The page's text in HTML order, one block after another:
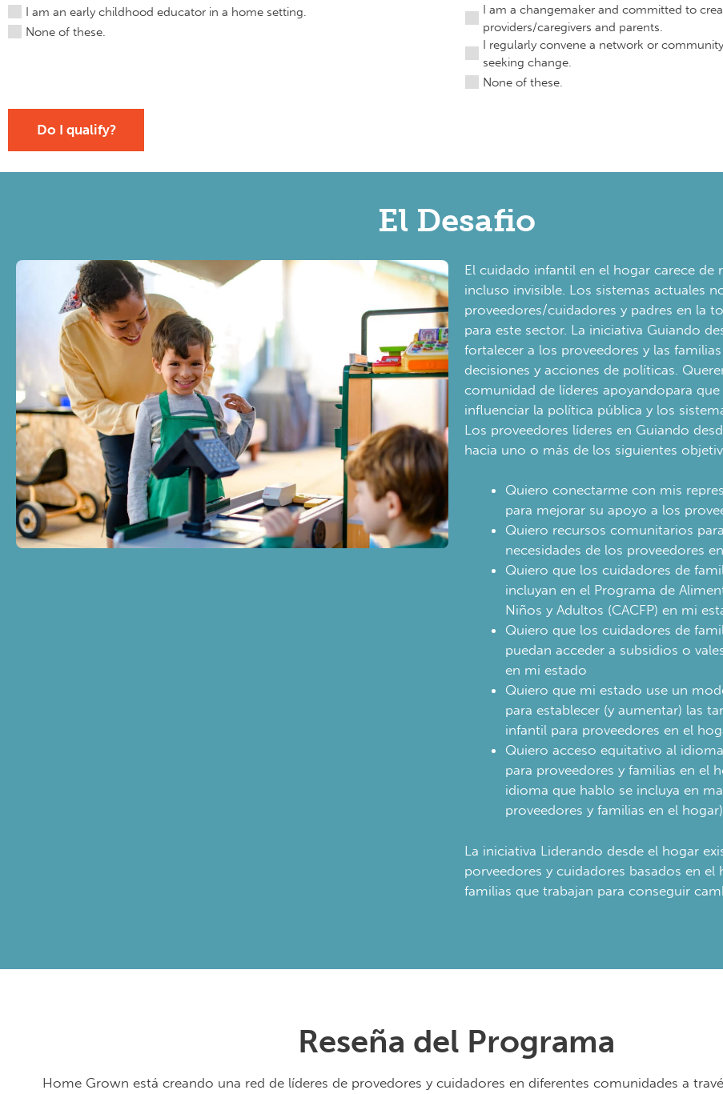
I am an early childhood educator in a home setting.
None of these.
I am a changemaker and committed to
providers/caregivers and parents.
I regularly convene a network or
seeking change.
None of these.
El Desafio
El cuidado infantil en el hogar carece de
incluso invisible. Los sistemas actuales
proveedores/cuidadores y padres en la
para este sector. La iniciativa Guiando
fortalecer a los proveedores y las
decisiones y acciones de políticas.
comunidad de líderes apoyandopara
influenciar la política pública y los
Los proveedores líderes en Guiando
hacia uno o más de los siguientes
Quiero conectarme con mis
para mejorar su apoyo a los
Quiero recursos comunitarios
necesidades de los proveedores
Quiero que los cuidadores de
incluyan en el Programa de
Niños y Adultos (CACFP) en mi
Quiero que los cuidadores de
puedan acceder a subsidios o
en mi estado
Quiero que mi estado use un
para establecer (y aumentar) las
infantil para proveedores en el
Quiero acceso equitativo al
para proveedores y familias en el
idioma que hablo se incluya en
proveedores y familias en el hogar)
La iniciativa Liderando desde el hogar
porveedores y cuidadores basados en el
familias que trabajan para conseguir
Reseña del Programa
Home Grown está creando una red de líderes de provedores y cuidadores en diferentes comunidades a